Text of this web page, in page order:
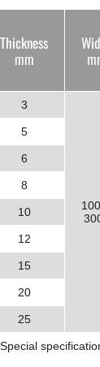
Thickness
mm
3
5
6
8
10
12
15
20
25
Special